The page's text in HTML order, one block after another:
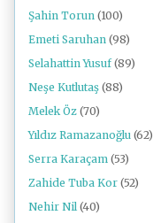
Şahin Torun (100)
Emeti Saruhan (98)
Selahattin Yusuf (89)
Neşe Kutlutaş (88)
Melek Öz (70)
Yıldız Ramazanoğlu (62)
Serra Karaçam (53)
Zahide Tuba Kor (52)
Nehir Nil (40)